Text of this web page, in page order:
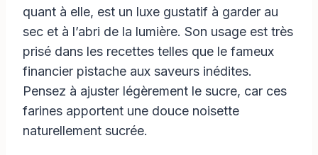
quant à elle, est un luxe gustatif à garder au
sec et à l’abri de la lumière. Son usage est très
prisé dans les recettes telles que le fameux
financier pistache aux saveurs inédites.
Pensez à ajuster légèrement le sucre, car ces
farines apportent une douce noisette
naturellement sucrée.